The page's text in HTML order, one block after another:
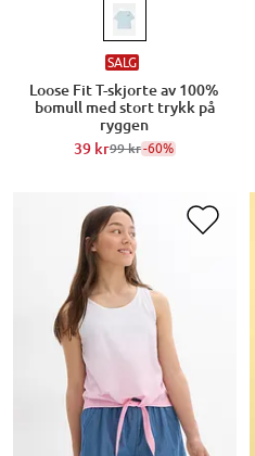
SALG
Loose Fit T-skjorte av 100%
bomull med stort trykk på
ryggen
39 kr99 kr-60%